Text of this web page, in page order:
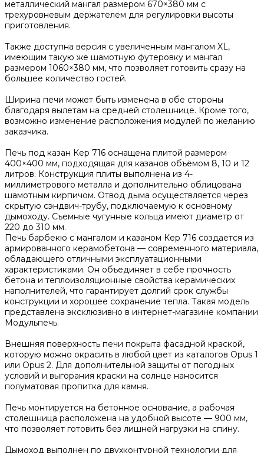
металлический мангал размером 670×380 мм с
трехуровневым держателем для регулировки высоты
приготовления.
Также доступна версия с увеличенным мангалом XL,
имеющим такую же шамотную футеровку и мангал
размером 1060×380 мм, что позволяет готовить сразу на
большее количество гостей.
Ширина печи может быть изменена в обе стороны
благодаря вылетам на средней столешнице. Кроме того,
возможно изменение расположения модулей по желанию
заказчика.
Печь под казан Кер 716 оснащена плитой размером
400×400 мм, подходящая для казанов объёмом 8, 10 и 12
литров. Конструкция плиты выполнена из 4-
миллиметрового металла и дополнительно облицована
шамотным кирпичом. Отвод дыма осуществляется через
скрытую сэндвич-трубу, подключаемую к основному
дымоходу. Съемные чугунные кольца имеют диаметр от
220 до 310 мм.
Печь барбекю с мангалом и казаном Кер 716 создается из
армированного керамобетона — современного материала,
обладающего отличными эксплуатационными
характеристиками. Он объединяет в себе прочность
бетона и теплоизоляционные свойства керамических
наполнителей, что гарантирует долгий срок службы
конструкции и хорошее сохранение тепла. Такая модель
представлена эксклюзивно в интернет-магазине компании
Модульпечь.
Внешняя поверхность печи покрыта фасадной краской,
которую можно окрасить в любой цвет из каталогов Opus 1
или Opus 2. Для дополнительной защиты от погодных
условий и выгорания краски на солнце наносится
полуматовая пропитка для камня.
Печь монтируется на бетонное основание, а рабочая
столешница расположена на удобной высоте — 900 мм,
что позволяет готовить без лишней нагрузки на спину.
Дымоход выполнен по двухконтурной технологии для